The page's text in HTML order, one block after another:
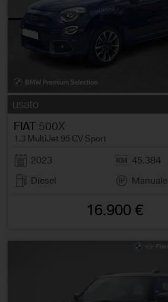
usato
FIAT 500X
1.3 MultiJet 95 CV Sport
2023
45.384
Diesel
Manuale
16.900 €